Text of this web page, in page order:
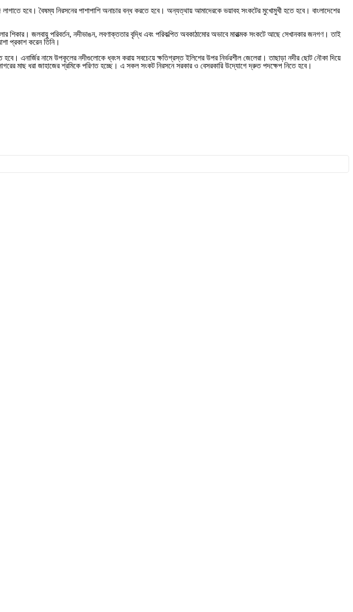
হবে। বৈষম্য নিরসনের পাশাপাশি অনাচার বন্ধ করতে হবে। অন্যত্থায় আমাদেরকে ভয়াবহ সংকটের মুখোমুখী হতে হবে। বাংলাদেশের
জলবায়ু পরিবর্তন, নদীভাঙন, লবণাক্ততার বৃদ্ধি এবং পরিকল্পিত অবকাঠামোর অভাবে মারাত্মক সংকটে আছে সেখানকার জনগণ। তাই
প্রকাশ করেন তিনি।
হবে। এনার্জির নামে উপকূলের নদীগুলোকে ধ্বংস করায় সবচেয়ে ক্ষতিগ্রস্ত ইলিশের উপর নির্ভরশীল জেলেরা। তাছাড়া নদীর ছোট নৌকা দিয়ে
মাছ ধরা জাহাজের শ্রমিকে পরিণত হচ্ছে। এ সকল সংকট নিরসনে সরকার ও বেসরকারি উদ্যোগে দ্রুত পদক্ষেপ নিতে হবে।